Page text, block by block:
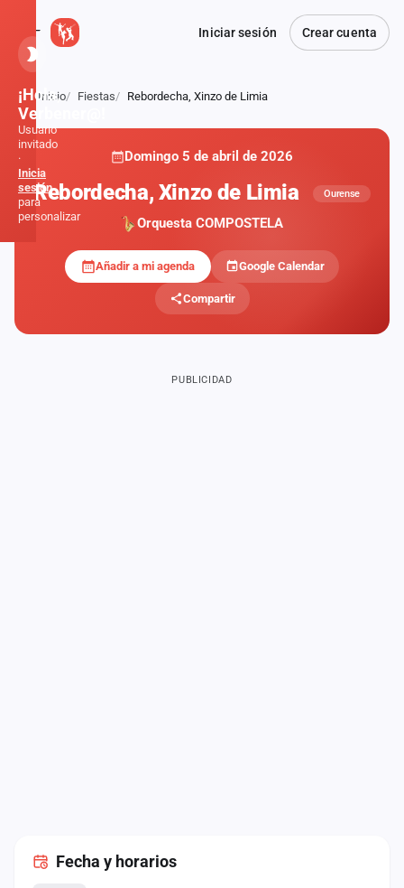
Iniciar sesión Crear cuenta
Atrás
Inicio Fiestas Rebordecha, Xinzo de Limia
Domingo 5 de abril de 2026
Rebordecha, Xinzo de Limia Ourense
Orquesta COMPOSTELA
Añadir a mi agenda Google Calendar
Compartir
PUBLICIDAD
Fecha y horarios
¡Hola,
Verbener@!
Usuario
invitado
·
Inicia
sesión
para
personalizar
Administración